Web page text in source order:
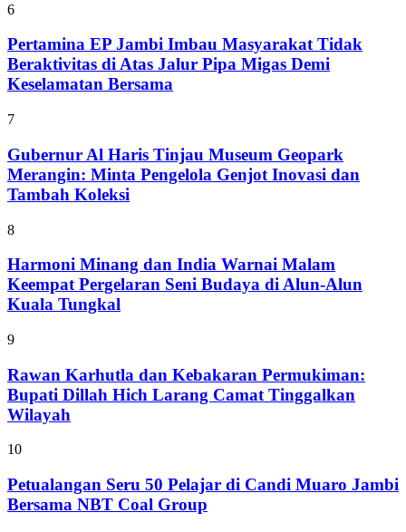
6
Pertamina EP Jambi Imbau Masyarakat Tidak
Beraktivitas di Atas Jalur Pipa Migas Demi
Keselamatan Bersama
7
Gubernur Al Haris Tinjau Museum Geopark
Merangin: Minta Pengelola Genjot Inovasi dan
Tambah Koleksi
8
Harmoni Minang dan India Warnai Malam
Keempat Pergelaran Seni Budaya di Alun-Alun
Kuala Tungkal
9
Rawan Karhutla dan Kebakaran Permukiman:
Bupati Dillah Hich Larang Camat Tinggalkan
Wilayah
10
Petualangan Seru 50 Pelajar di Candi Muaro Jambi
Bersama NBT Coal Group